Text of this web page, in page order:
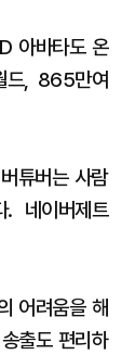
아바타도 온
드, 865만여
튜버는 사람
네이버제트
어려움을 해
출도 편리하